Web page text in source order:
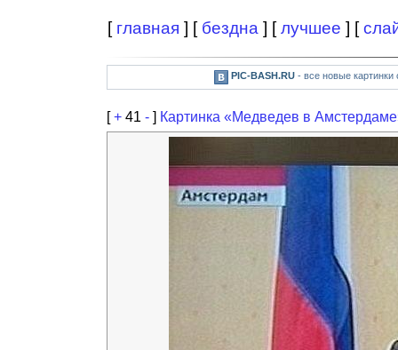
[ главная ] [ бездна ] [лучшее ] [
PIC-BASH.RU- все новые картинки
[+ 41 - ] Картинка «Медведев в